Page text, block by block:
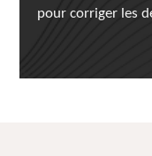
pour corriger les